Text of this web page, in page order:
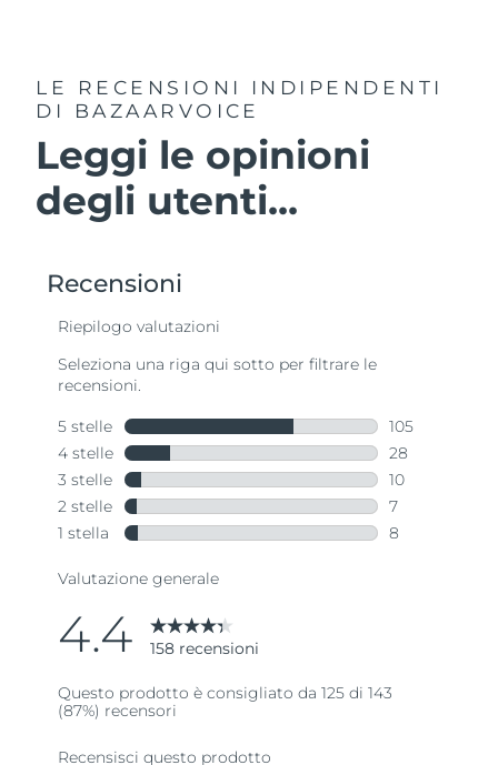
LE RECENSIONI INDIPENDENTI
DI BAZAARVOICE
Leggi le opinioni
degli utenti...